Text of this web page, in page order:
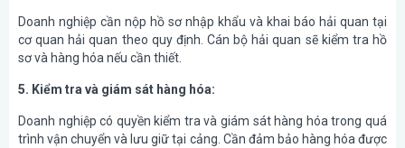
Doanh nghiệp cần nộp hồ sơ nhập khẩu và khai báo hải quan tại
cơ quan hải quan theo quy định. Cán bộ hải quan sẽ kiểm tra hồ
sơ và hàng hóa nếu cần thiết.
5. Kiểm tra và giám sát hàng hóa:
Doanh nghiệp có quyền kiểm tra và giám sát hàng hóa trong quá
trình vận chuyển và lưu giữ tại cảng. Cần đảm bảo hàng hóa được